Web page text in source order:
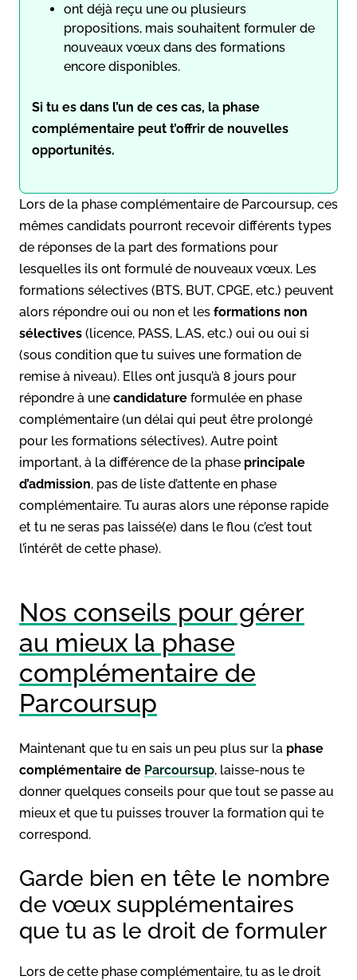
ont déjà reçu une ou plusieurs
propositions, mais souhaitent formuler de
nouveaux vœux dans des formations
encore disponibles.
Si tu es dans l’un de ces cas, la phase
complémentaire peut t’offrir de nouvelles
opportunités.
Lors de la phase complémentaire de Parcoursup, ces
mêmes candidats pourront recevoir différents types
de réponses de la part des formations pour
lesquelles ils ont formulé de nouveaux vœux. Les
formations sélectives (BTS, BUT, CPGE, etc.) peuvent
alors répondre oui ou non et les formations non
sélectives (licence, PASS, L.AS, etc.) oui ou oui si
(sous condition que tu suives une formation de
remise à niveau). Elles ont jusqu’à 8 jours pour
répondre à une candidature formulée en phase
complémentaire (un délai qui peut être prolongé
pour les formations sélectives). Autre point
important, à la différence de la phase principale
d’admission, pas de liste d’attente en phase
complémentaire. Tu auras alors une réponse rapide
et tu ne seras pas laissé(e) dans le flou (c’est tout
l’intérêt de cette phase).
Nos conseils pour gérer
au mieux la phase
complémentaire de
Parcoursup
Maintenant que tu en sais un peu plus sur la phase
complémentaire de Parcoursup, laisse-nous te
donner quelques conseils pour que tout se passe au
mieux et que tu puisses trouver la formation qui te
correspond.
Garde bien en tête le nombre
de vœux supplémentaires
que tu as le droit de formuler
Lors de cette phase complémentaire, tu as le droit